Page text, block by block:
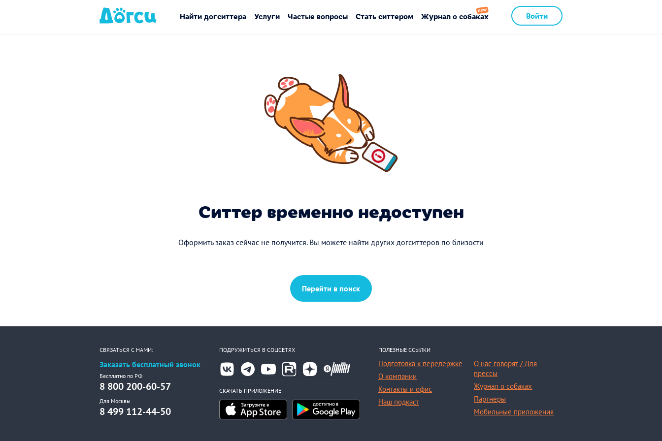
Войти
Найти догситтера Услуги Частые вопросы Стать ситтером Журнал о собаках
Ситтер временно недоступен
Оформить заказ сейчас не получится. Вы можете найти других догситтеров по близости
Перейти в поиск
СВЯЗАТЬСЯ С НАМИ:
Заказать бесплатный звонок
Бесплатно по РФ
8 800 200-60-57
Для Москвы
8 499 112-44-50
ПОДРУЖИТЬСЯ В СОЦСЕТЯХ
СКАЧАТЬ ПРИЛОЖЕНИЕ
ПОЛЕЗНЫЕ ССЫЛКИ
Подготовка к передержке
О компании
Контакты и офис
Наш подкаст
О нас говорят / Для
прессы
Журнал о собаках
Партнеры
Мобильные приложения